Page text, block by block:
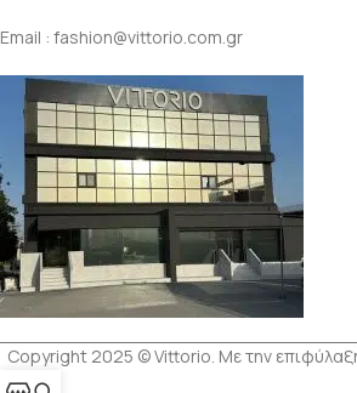
Email : fashion@vittorio.com.gr
Copyright 2025 © Vittorio. Με την